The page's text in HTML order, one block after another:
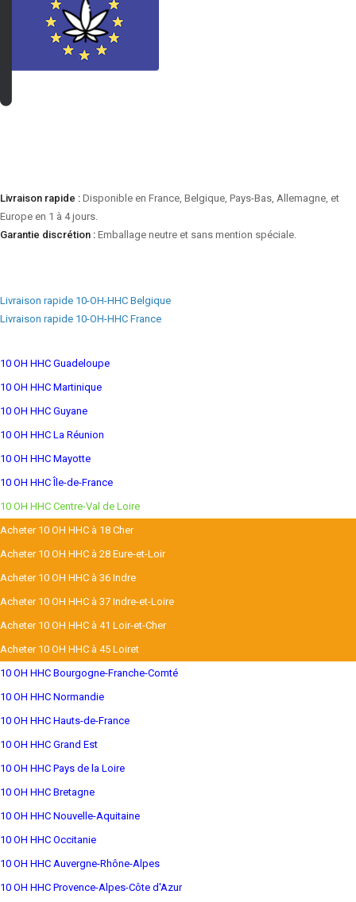
Livraison rapide : Disponible en France, Belgique, Pays-Bas, Allemagne, et
Europe en 1 à 4 jours.
Garantie discrétion : Emballage neutre et sans mention spéciale.
Livraison rapide 10-OH-HHC Belgique
Livraison rapide 10-OH-HHC France
10 OH HHC Guadeloupe
10 OH HHC Martinique
10 OH HHC Guyane
10 OH HHC La Réunion
10 OH HHC Mayotte
10 OH HHC Île-de-France
10 OH HHC Centre-Val de Loire
Acheter 10 OH HHC à 18 Cher
Acheter 10 OH HHC à 28 Eure-et-Loir
Acheter 10 OH HHC à 36 Indre
Acheter 10 OH HHC à 37 Indre-et-Loire
Acheter 10 OH HHC à 41 Loir-et-Cher
Acheter 10 OH HHC à 45 Loiret
10 OH HHC Bourgogne-Franche-Comté
10 OH HHC Normandie
10 OH HHC Hauts-de-France
10 OH HHC Grand Est
10 OH HHC Pays de la Loire
10 OH HHC Bretagne
10 OH HHC Nouvelle-Aquitaine
10 OH HHC Occitanie
10 OH HHC Auvergne-Rhône-Alpes
10 OH HHC Provence-Alpes-Côte d'Azur